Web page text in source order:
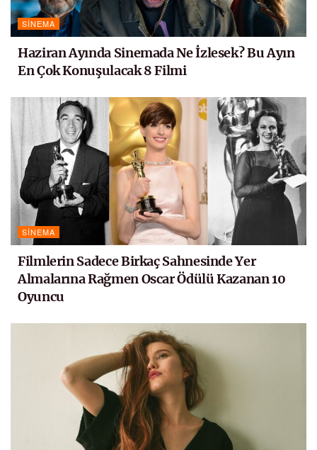
SINEMA
Haziran Ayında Sinemada Ne İzlesek? Bu Ayın
En Çok Konuşulacak 8 Filmi
SINEMA
Filmlerin Sadece Birkaç Sahnesinde Yer
Almalarına Rağmen Oscar Ödülü Kazanan 10
Oyuncu